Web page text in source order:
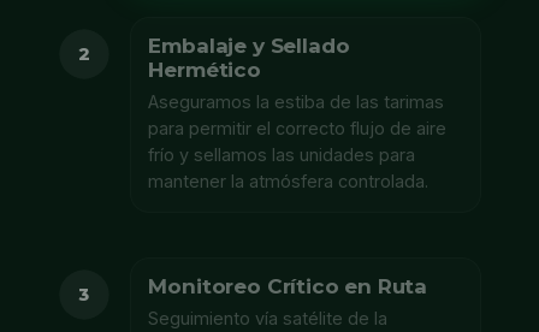
2
Embalaje y Sellado
Hermético
Aseguramos la estiba de las tarimas
para permitir el correcto flujo de aire
frío y sellamos las unidades para
mantener la atmósfera controlada.
3 Monitoreo Crítico en Ruta
Seguimiento vía satélite de la